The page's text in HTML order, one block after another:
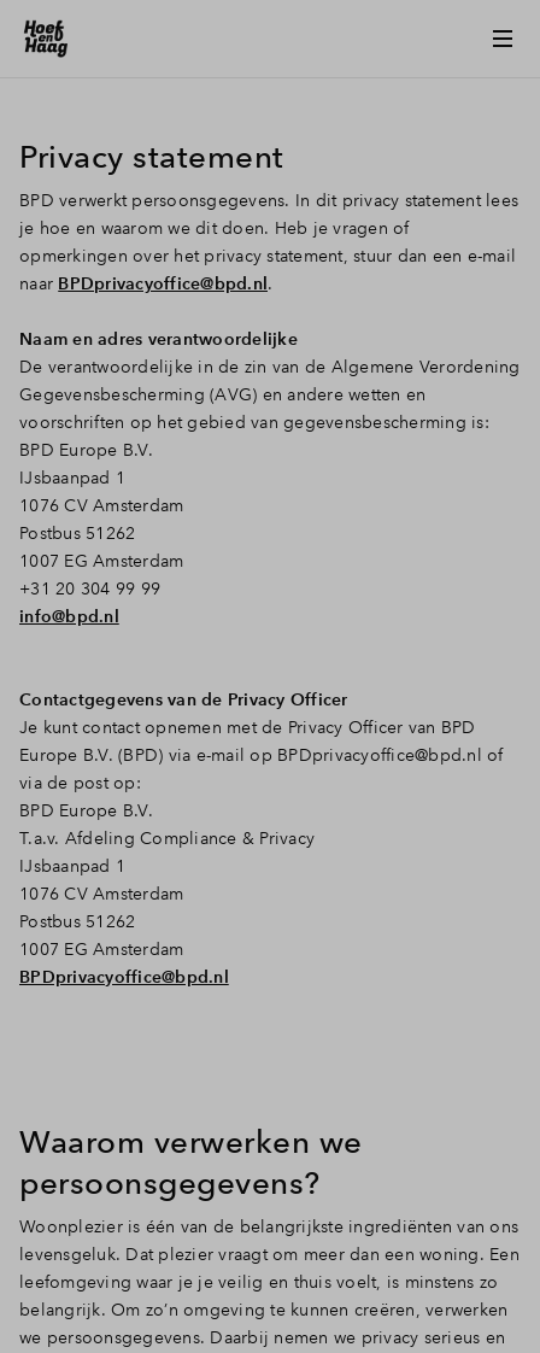
Privacy statement
BPD verwerkt persoonsgegevens. In dit privacy statement lees
je hoe en waarom we dit doen. Heb je vragen of
opmerkingen over het privacy statement, stuur dan een e-mail
naar BPDprivacyoffice@bpd.nl.
Naam en adres verantwoordelijke
De verantwoordelijke in de zin van de Algemene Verordening
Gegevensbescherming (AVG) en andere wetten en
voorschriften op het gebied van gegevensbescherming is:
BPD Europe B.V.
IJsbaanpad 1
1076 CV Amsterdam
Postbus 51262
1007 EG Amsterdam
+31 20 304 99 99
info@bpd.nl
Contactgegevens van de Privacy Officer
Je kunt contact opnemen met de Privacy Officer van BPD
Europe B.V. (BPD) via e-mail op BPDprivacyoffice@bpd.nl of
via de post op:
BPD Europe B.V.
T.a.v. Afdeling Compliance & Privacy
IJsbaanpad 1
1076 CV Amsterdam
Postbus 51262
1007 EG Amsterdam
BPDprivacyoffice@bpd.nl
Waarom verwerken we
persoonsgegevens?
Woonplezier is één van de belangrijkste ingrediënten van ons
levensgeluk. Dat plezier vraagt om meer dan een woning. Een
leefomgeving waar je je veilig en thuis voelt, is minstens zo
belangrijk. Om zo’n omgeving te kunnen creëren, verwerken
we persoonsgegevens. Daarbij nemen we privacy serieus en